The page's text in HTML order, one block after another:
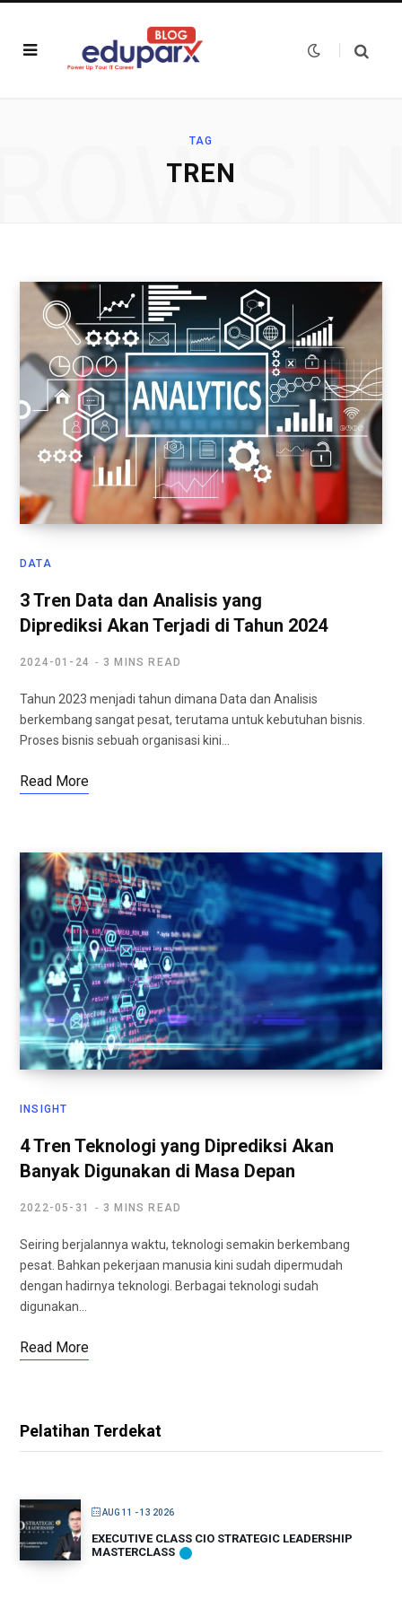
TAG
TREN
DATA
3 Tren Data dan Analisis yang
Diprediksi Akan Terjadi di Tahun 2024
2024-01-24 3 MINS READ
Tahun 2023 menjadi tahun dimana Data dan Analisis
berkembang sangat pesat, terutama untuk kebutuhan bisnis.
Proses bisnis sebuah organisasi kini…
Read More
INSIGHT
4 Tren Teknologi yang Diprediksi Akan
Banyak Digunakan di Masa Depan
2022-05-31 3 MINS READ
Seiring berjalannya waktu, teknologi semakin berkembang
pesat. Bahkan pekerjaan manusia kini sudah dipermudah
dengan hadirnya teknologi. Berbagai teknologi sudah
digunakan…
Read More
Pelatihan Terdekat
AUG 11 - 13 2026
EXECUTIVE CLASS CIO STRATEGIC LEADERSHIP
MASTERCLASS